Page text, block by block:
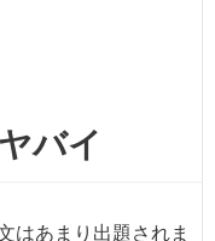
バイ
はあまり出題されま